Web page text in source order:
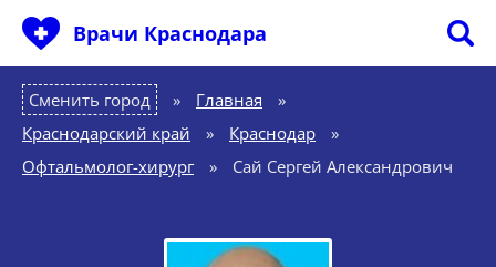
Врачи Краснодара
Сменить город Главная
»
Краснодарский край
» Краснодар
»
Офтальмолог-хирург
» Сай Сергей Александрович